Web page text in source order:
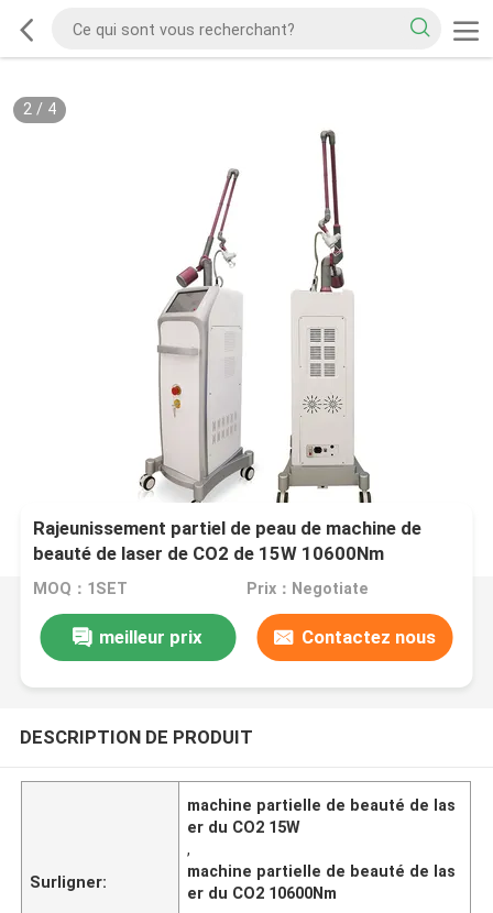
2/ 4
Rajeunissement partiel de peau de machine de
beauté de laser de CO2 de 15W 10600Nm
MOQ：1SET Prix：Negotiate
meilleur prix Contactez nous
DESCRIPTION DE PRODUIT
Surligner:
machine partielle de beauté de las
er du CO2 15W
,
machine partielle de beauté de las
er du CO2 10600Nm